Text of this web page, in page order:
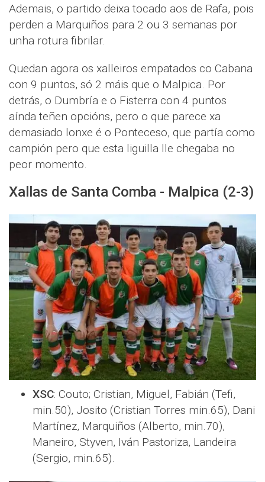
Ademais, o partido deixa tocado aos de Rafa, pois
perden a Marquiños para 2 ou 3 semanas por
unha rotura fibrilar.
Quedan agora os xalleiros empatados co Cabana
con 9 puntos, só 2 máis que o Malpica. Por
detrás, o Dumbría e o Fisterra con 4 puntos
aínda teñen opcións, pero o que parece xa
demasiado lonxe é o Ponteceso, que partía como
campión pero que esta liguilla lle chegaba no
peor momento.
Xallas de Santa Comba - Malpica (2-3)
XSC: Couto; Cristian, Miguel, Fabián (Tefi,
min.50), Josito (Cristian Torres min.65), Dani
Martínez, Marquiños (Alberto, min.70),
Maneiro, Styven, Iván Pastoriza, Landeira
(Sergio, min.65).